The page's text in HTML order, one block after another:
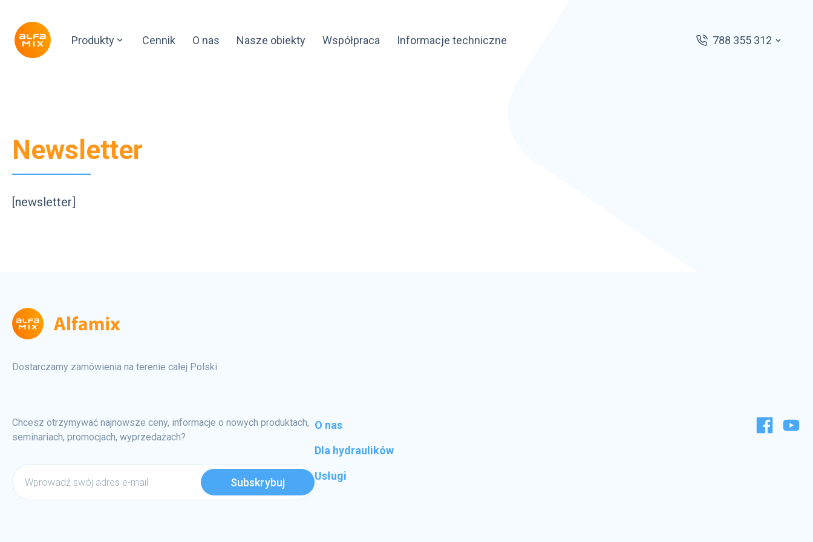
Produkty Cennik O nas Nasze obiekty Współpraca Informacje techniczne 788 355 312
Newsletter
[newsletter]
Dostarczamy zamówienia na terenie całej Polski
Chcesz otrzymywać najnowsze ceny, informacje o nowych produktach,
seminariach, promocjach, wyprzedażach?
Wprowadź
swój
O nas
Dla hydraulików
Usługi